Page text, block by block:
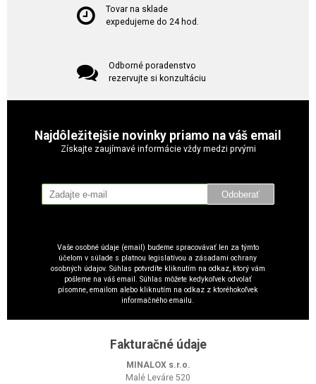
Tovar na sklade
expedujeme do 24 hod.
Odborné poradenstvo
rezervujte si konzultáciu
Najdôležitejšie novinky priamo na váš email
Získajte zaujímavé informácie vždy medzi prvými
Odoberať
Vaše osobné údaje (email) budeme spracovávať len za týmto
účelom v súlade s platnou legislatívou a zásadami ochrany
osobných údajov. Súhlas potvrdíte kliknutím na odkaz, ktorý vám
pošleme na váš email. Súhlas môžete kedykoľvek odvolať
písomne, emailom alebo kliknutím na odkaz z ktoréhokoľvek
informačného emailu.
Fakturačné údaje
MINALOX s.r.o.
Malé Leváre 520